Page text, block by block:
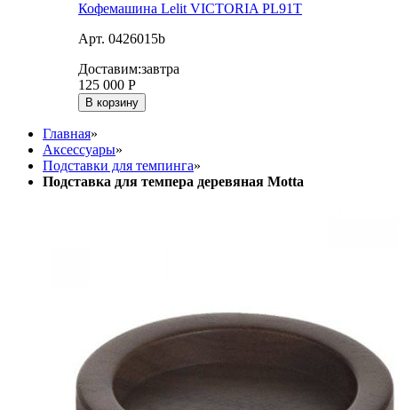
Кофемашина Lelit VICTORIA PL91T
Арт. 0426015b
Доставим:завтра
125 000 Р
В корзину
Главная»
Аксессуары»
Подставки для темпинга»
Подставка для темпера деревяная Motta